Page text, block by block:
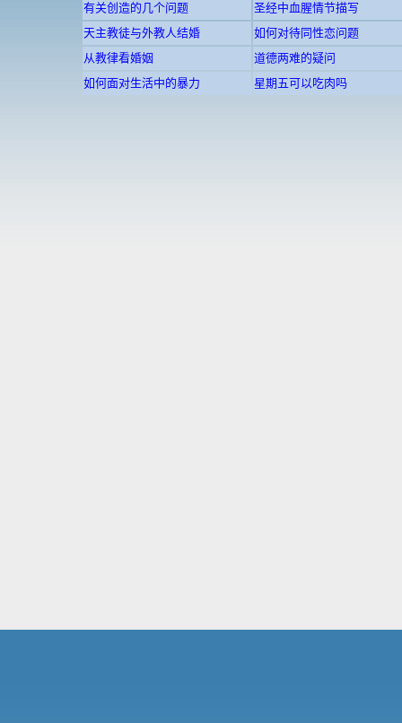
有关创造的几个问题
圣经中血腥情节描写
天主教徒与外教人结婚
如何对待同性恋问题
从教律看婚姻
道德两难的疑问
如何面对生活中的暴力
星期五可以吃肉吗